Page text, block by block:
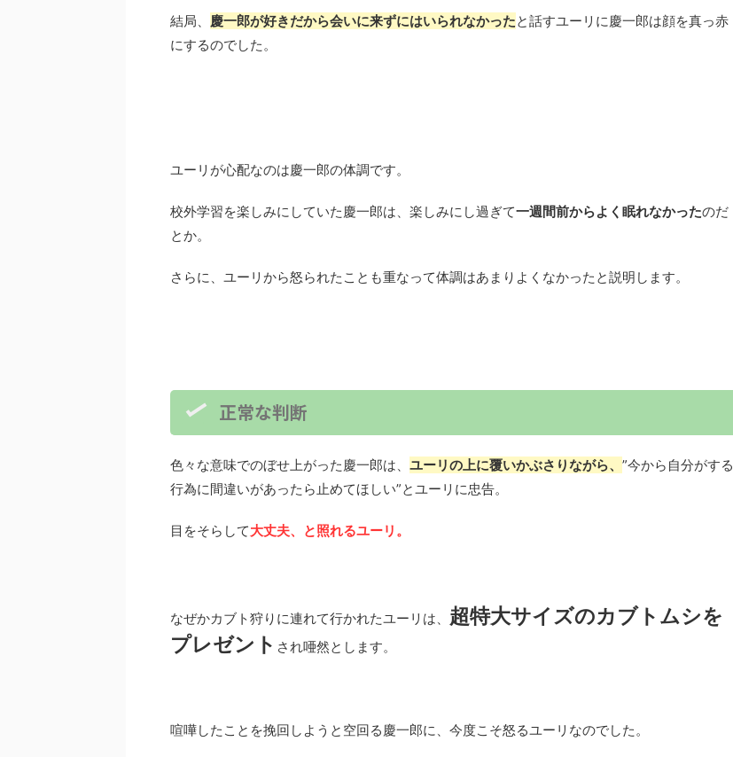
結局、 慶一郎が好きだから会いに来ずにはいられなかったと話すユーリに慶一郎は顔を真っ赤
にするのでした。
ユーリが心配なのは慶一郎の体調です。
校外学習を楽しみにしていた慶一郎は、楽しみにし過ぎて一週間前からよく眠れなかったのだ
とか。
さらに、ユーリから怒られたことも重なって体調はあまりよくなかったと説明します。
正常な判断
色々な意味でのぼせ上がった慶一郎は、 ユーリの上に覆いかぶさりながら、 ”今から自分がする
行為に間違いがあったら止めてほしい”とユーリに忠告。
目をそらして大丈夫、と照れるユーリ。
なぜかカブト狩りに連れて行かれたユーリは、 超特大サイズのカブトムシを
プレゼント され唖然とします。
喧嘩したことを挽回しようと空回る慶一郎に、今度こそ怒るユーリなのでした。